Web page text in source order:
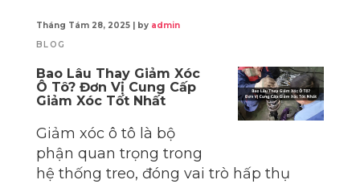
Tháng Tám 28, 2025 | by admin
BLOG
Bao Lâu Thay Giảm Xóc
Ô Tô? Đơn Vị Cung Cấp
Giảm Xóc Tốt Nhất
Giảm xóc ô tô là bộ
phận quan trọng trong
hệ thống treo, đóng vai trò hấp thụ